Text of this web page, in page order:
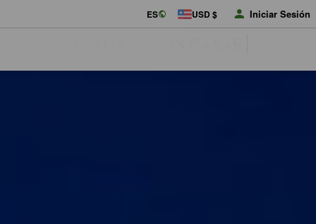
ES USD $ Iniciar Sesión